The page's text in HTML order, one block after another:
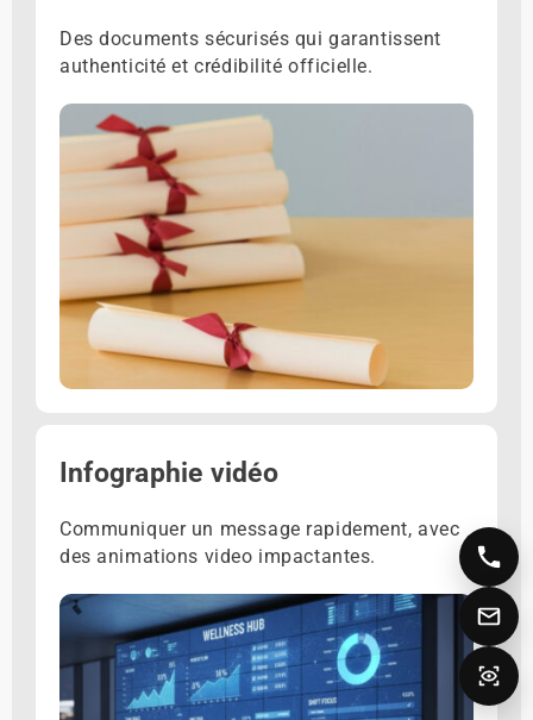
Des documents sécurisés qui garantissent
authenticité et crédibilité officielle.
Infographie vidéo
Communiquer un message rapidement, avec
des animations video impactantes.